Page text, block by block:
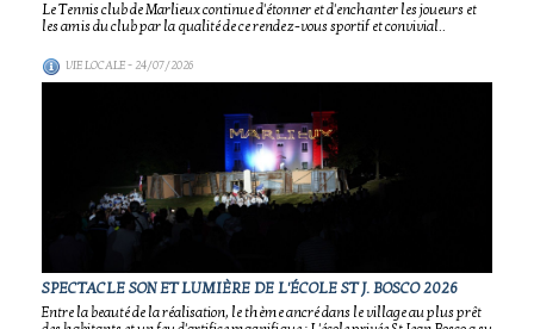
Le Tennis club de Marlieux continue d'étonner et d'enchanter les joueurs et
les amis du club par la qualité de ce rendez-vous sportif et convivial..
VIE LOCALE- 24/07/2026
SPECTACLE SON ET LUMIÈRE DE L'ÉCOLE ST J. BOSCO 2026
Entre la beauté de la réalisation, le thème ancré dans le village au plus prêt